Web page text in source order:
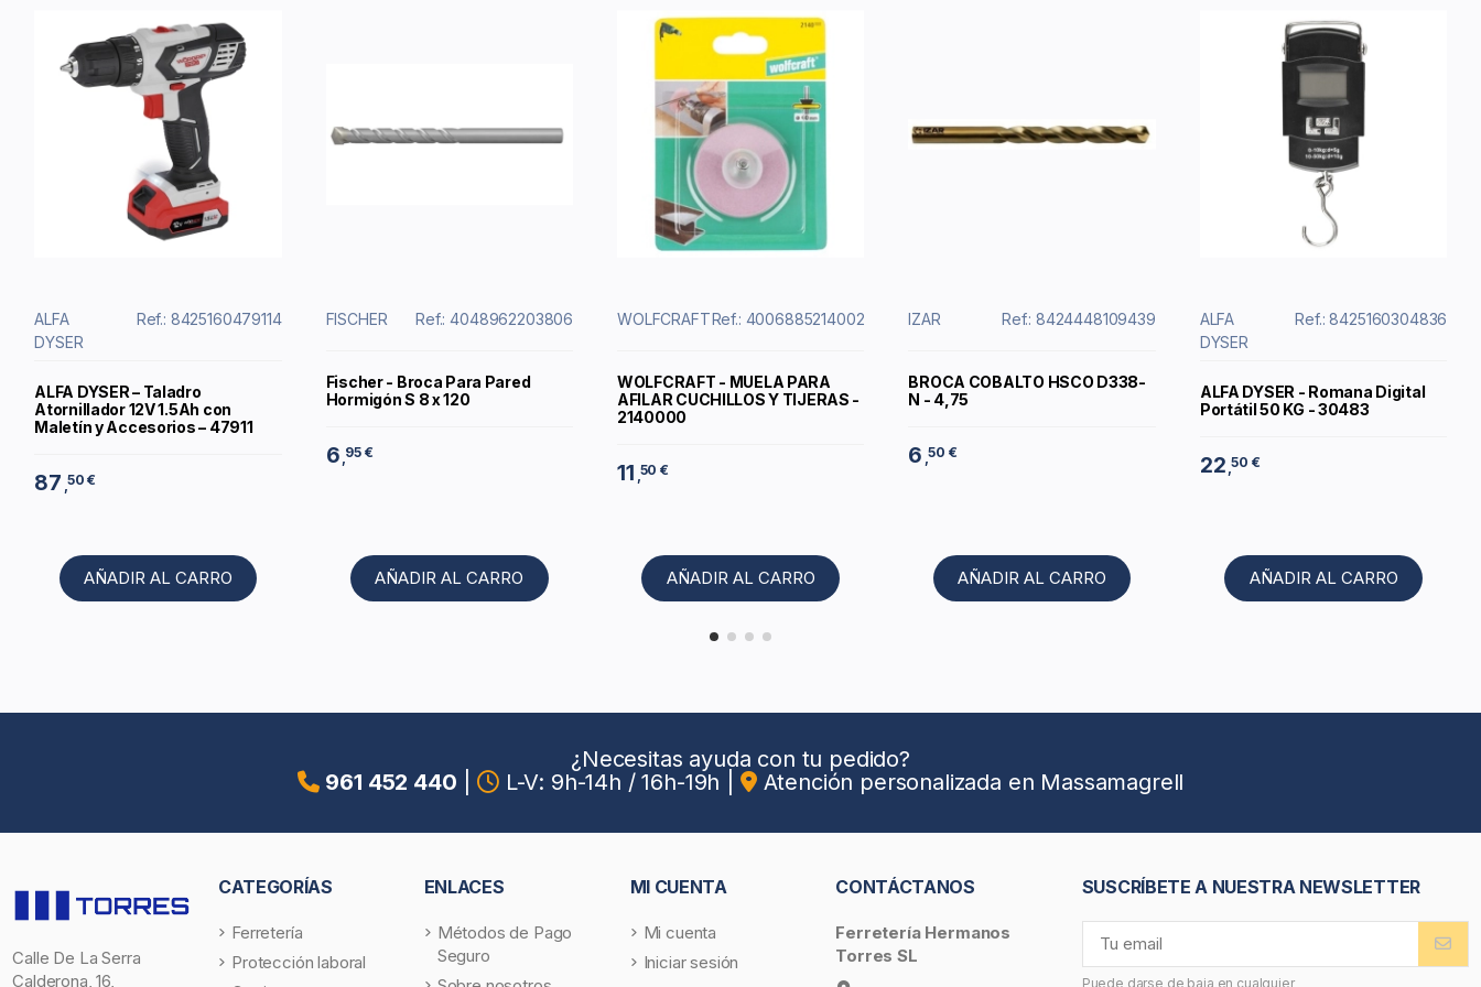
ALFA
DYSER
Ref.: 8425160479114
ALFA DYSER – Taladro
Atornillador 12V 1.5Ah con
Maletín y Accesorios – 47911
87 ,50 €
AÑADIR AL CARRO
FISCHER Ref.: 4048962203806
Fischer - Broca Para Pared
Hormigón S 8 x 120
6 ,95 €
AÑADIR AL CARRO
WOLFCRAFTRef.: 4006885214002
WOLFCRAFT - MUELA PARA
AFILAR CUCHILLOS Y TIJERAS -
2140000
11 ,50 €
AÑADIR AL CARRO
IZAR Ref.: 8424448109439
BROCA COBALTO HSCO D338-
N - 4,75
6 ,50 €
AÑADIR AL CARRO
ALFA
DYSER
Ref.: 8425160304836
ALFA DYSER - Romana Digital
Portátil 50 KG - 30483
22 ,50 €
AÑADIR AL CARRO
¿Necesitas ayuda con tu pedido?
961 452 440
L-V: 9h-14h / 16h-19h Atención personalizada en Massamagrell
Calle De La Serra
Calderona, 16,
CATEGORÍAS
Ferretería
Protección laboral
ENLACES
Métodos de Pago
Seguro
MI CUENTA
Mi cuenta
Iniciar sesión
CONTÁCTANOS
Ferretería Hermanos
Torres SL
SUSCRÍBETE A NUESTRA NEWSLETTER
Puede darse de baja en cualquier